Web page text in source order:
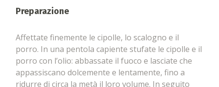
Preparazione
Affettate finemente le cipolle, lo scalogno e il
porro. In una pentola capiente stufate le cipolle e il
porro con l’olio: abbassate il fuoco e lasciate che
appassiscano dolcemente e lentamente, fino a
ridurre di circa la metà il loro volume. In seguito